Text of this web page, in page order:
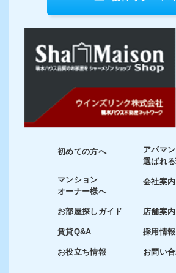
初めての方へ
マンション
オーナー様へ
お部屋探しガイド
賃貸Q&A
お役立ち情報
アパマ
選ばれ
会社案内
店舗案内
採用情報
お問い